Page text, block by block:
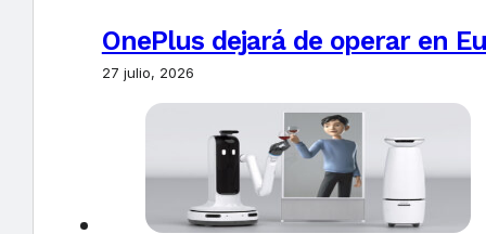
OnePlus dejará de operar en
27 julio, 2026